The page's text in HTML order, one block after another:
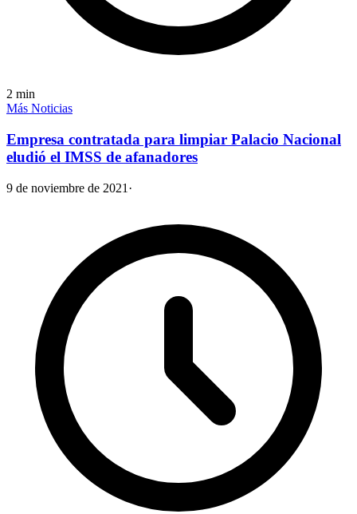
2 min
Más Noticias
Empresa contratada para limpiar Palacio Nacional
eludió el IMSS de afanadores
9 de noviembre de 2021 ·